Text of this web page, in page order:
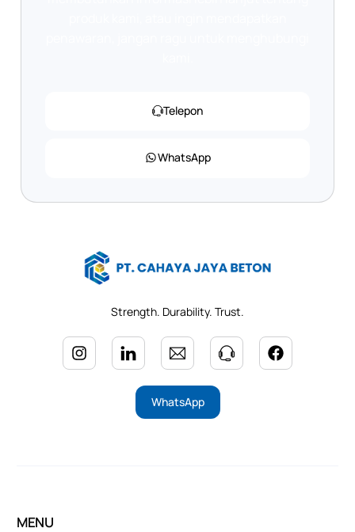
Telepon
WhatsApp
Strength. Durability. Trust.
WhatsApp
MENU